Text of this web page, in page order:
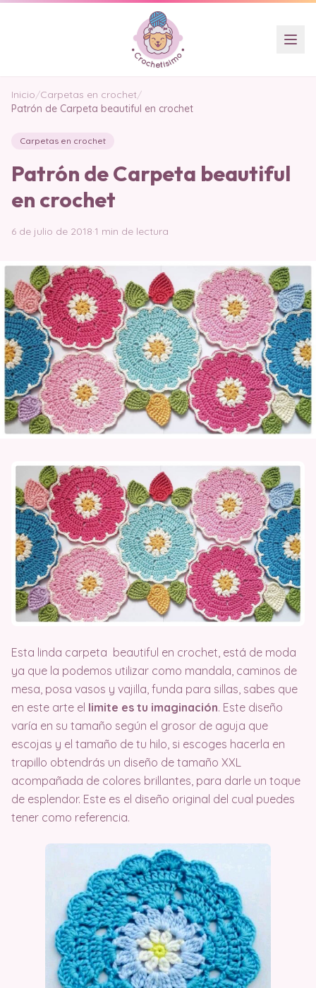
Inicio/Carpetas en crochet/
Patrón de Carpeta beautiful en crochet
Carpetas en crochet
Patrón de Carpeta beautiful
en crochet
6 de julio de 2018·1 min de lectura
Esta linda carpeta beautiful en crochet, está de moda
ya que la podemos utilizar como mandala, caminos de
mesa, posa vasos y vajilla, funda para sillas, sabes que
en este arte el limite es tu imaginación. Este diseño
varía en su tamaño según el grosor de aguja que
escojas y el tamaño de tu hilo, si escoges hacerla en
trapillo obtendrás un diseño de tamaño XXL
acompañada de colores brillantes, para darle un toque
de esplendor. Este es el diseño original del cual puedes
tener como referencia.